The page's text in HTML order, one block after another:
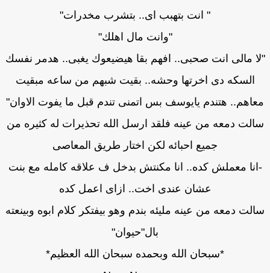
" انت بتهبب اى.. بتشرب مخدرات"
"وانت مال اهلك"
مالى انت صحبى.. افهم بقا هيضيعوك يغبى.. هدمر نفسك
السكه دى اخرتها وحشه.. بقيت شبهم من ساعه مبقيت
هتندم يايوسف بس اتمنى تندم قبل ما يفوت الاوان"
دمعه من عينه فلقد ارسل الله تحذيرات له كثيره من
جميع احبائه لكن اختار طريق المعاصى
معملش كده.. انا مكنتش بدخل ف علاقه كامله مع بنت
عشان عندى اخت.. ازاى اعمل كده
دمعه من عينه مليئه بندم وهو بيفتكر كلام ابوه وبينعته
بال"حيوان"
*سبحان الله وبحمده سبحان الله العظيم*